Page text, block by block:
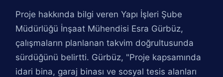
Proje hakkında bilgi veren Yapı İşleri Şube
Müdürlüğü İnşaat Mühendisi Esra Gürbüz,
çalışmaların planlanan takvim doğrultusunda
sürdüğünü belirtti. Gürbüz, "Proje kapsamında
idari bina, garaj binası ve sosyal tesis alanları